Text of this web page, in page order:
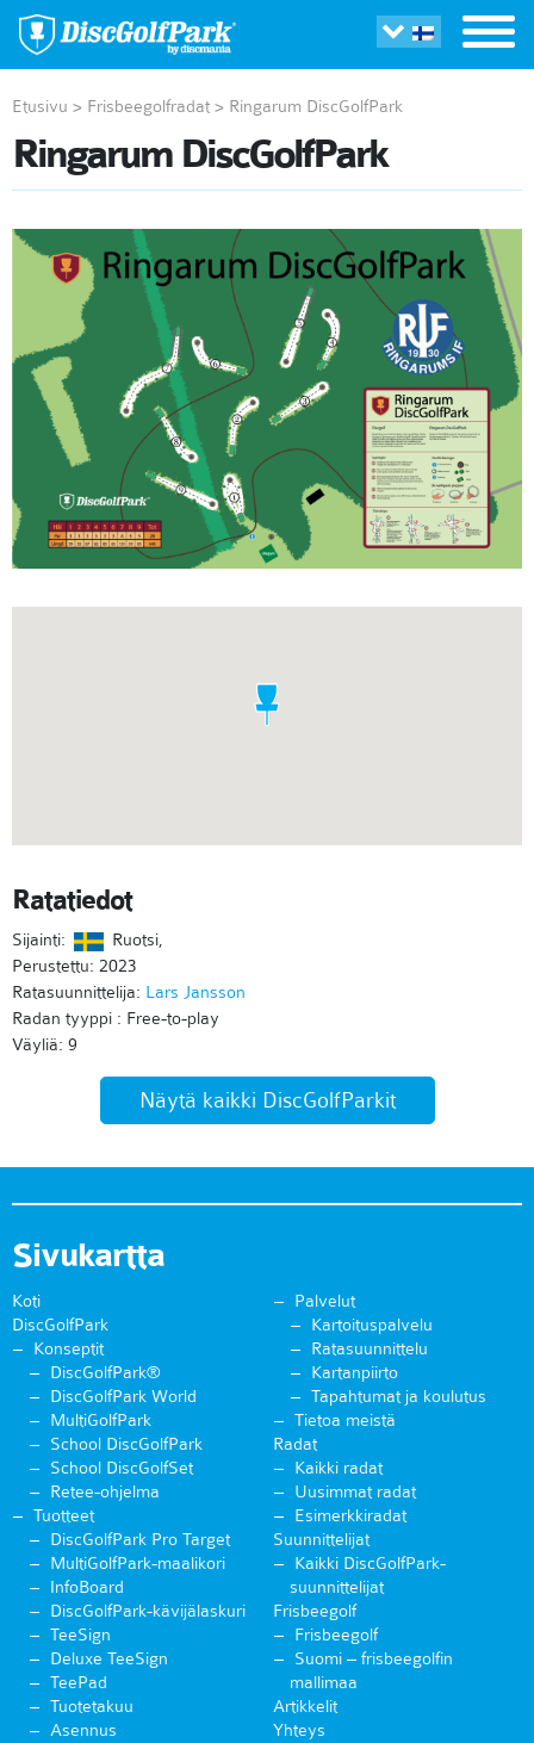
Etusivu > Frisbeegolfradat > Ringarum DiscGolfPark
Ringarum DiscGolfPark
Ratatiedot
Sijainti:
Ruotsi,
Perustettu: 2023
Ratasuunnittelija: Lars Jansson
Radan tyyppi : Free-to-play
Väyliä: 9
Näytä kaikki DiscGolfParkit
Sivukartta
Koti
DiscGolfPark
Konseptit
DiscGolfPark®
DiscGolfPark World
MultiGolfPark
School DiscGolfPark
School DiscGolfSet
Retee-ohjelma
Tuotteet
DiscGolfPark Pro Target
MultiGolfPark-maalikori
InfoBoard
DiscGolfPark-kävijälaskuri
TeeSign
Deluxe TeeSign
TeePad
Tuotetakuu
Asennus
Palvelut
Kartoituspalvelu
Ratasuunnittelu
Kartanpiirto
Tapahtumat ja koulutus
Tietoa meistä
Radat
Kaikki radat
Uusimmat radat
Esimerkkiradat
Suunnittelijat
Kaikki DiscGolfPark-
suunnittelijat
Frisbeegolf
Frisbeegolf
Suomi – frisbeegolfin
mallimaa
Artikkelit
Yhteys